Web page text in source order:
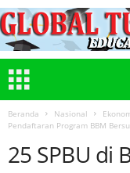
Beranda Nasional
Pendaftaran Program BBM
25 SPBU di